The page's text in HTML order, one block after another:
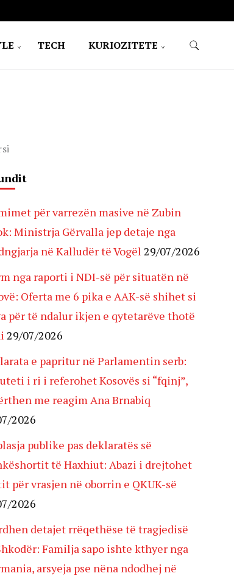
TECH KURIOZITETE
për varrezën masive në Zubin
Ministrja Gërvalla jep detaje nga
në Kalludër të Vogël 29/07/2026
nga raporti i NDI-së për situatën në
Oferta me 6 pika e AAK-së shihet si
për të ndalur ikjen e qytetarëve thotë
29/07/2026
e papritur në Parlamentin serb:
i ri i referohet Kosovës si “fqinj”,
me reagim Ana Brnabiq
2026
publike pas deklaratës së
të Haxhiut: Abazi i drejtohet
për vrasjen në oborrin e QKUK-së
2026
detajet rrëqethëse të tragjedisë
Familja sapo ishte kthyer nga
arsyeja pse nëna ndodhej në